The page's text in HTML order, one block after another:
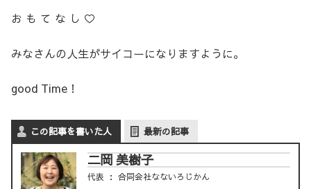
お も て な し ♡
みなさんの人生がサイコーになりますように。
good Time！
この記事を書いた人 最新の記事
二岡 美樹子
代表 ： 合同会社なないろじかん